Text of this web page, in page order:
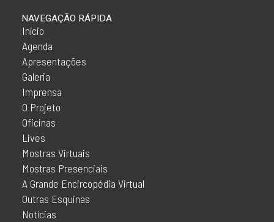
Início
Agenda
Apresentações
Galeria
Imprensa
O Projeto
Oficinas
Lives
Mostras Virtuais
Mostras Presenciais
A Grande Encircopédia Virtual
Outras Esquinas
Notícias
NAVEGAÇÃO RÁPIDA